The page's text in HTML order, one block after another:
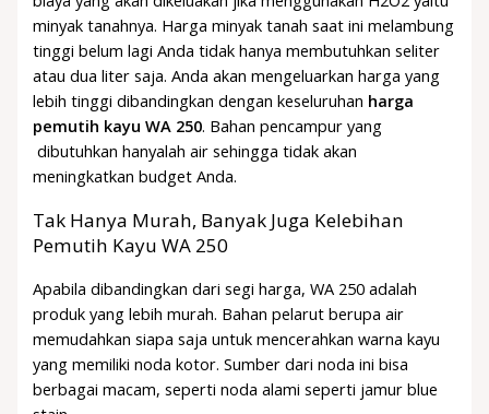
minyak tanahnya. Harga minyak tanah saat ini melambung
tinggi belum lagi Anda tidak hanya membutuhkan seliter
atau dua liter saja. Anda akan mengeluarkan harga yang
lebih tinggi dibandingkan dengan keseluruhan harga
pemutih kayu WA 250. Bahan pencampur yang
dibutuhkan hanyalah air sehingga tidak akan
meningkatkan budget Anda.
Tak Hanya Murah, Banyak Juga Kelebihan
Pemutih Kayu WA 250
Apabila dibandingkan dari segi harga, WA 250 adalah
produk yang lebih murah. Bahan pelarut berupa air
memudahkan siapa saja untuk mencerahkan warna kayu
yang memiliki noda kotor. Sumber dari noda ini bisa
berbagai macam, seperti noda alami seperti jamur blue